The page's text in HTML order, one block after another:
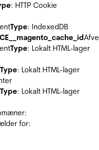
: HTTP Cookie
Type: IndexedDB
Type: Lokalt HTML-lager
Type: Lokalt HTML-lager
Type: Lokalt HTML-lager
for: